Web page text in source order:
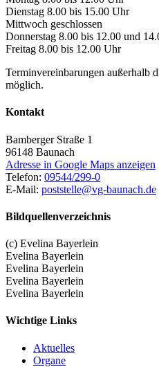
Dienstag 8.00 bis 15.00 Uhr
Mittwoch geschlossen
Donnerstag 8.00 bis 12.00 und
Freitag 8.00 bis 12.00 Uhr
Terminvereinbarungen außerhalb
möglich.
Kontakt
Bamberger Straße 1
96148 Baunach
Adresse in Google Maps anzeigen
Telefon: 09544/299-0
E-Mail: poststelle@vg-baunach.de
Bildquellenverzeichnis
(c) Evelina Bayerlein
Evelina Bayerlein
Evelina Bayerlein
Evelina Bayerlein
Evelina Bayerlein
Wichtige Links
Aktuelles
Organe